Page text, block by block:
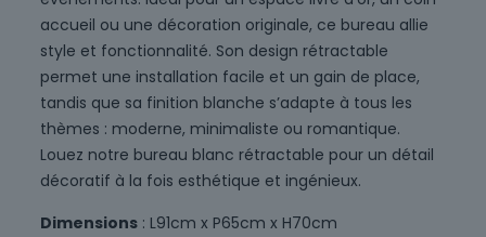
accueil ou une décoration originale, ce bureau allie
style et fonctionnalité. Son design rétractable
permet une installation facile et un gain de place,
tandis que sa finition blanche s’adapte à tous les
thèmes : moderne, minimaliste ou romantique.
Louez notre bureau blanc rétractable pour un détail
décoratif à la fois esthétique et ingénieux.
Dimensions: L91cm x P65cm x H70cm